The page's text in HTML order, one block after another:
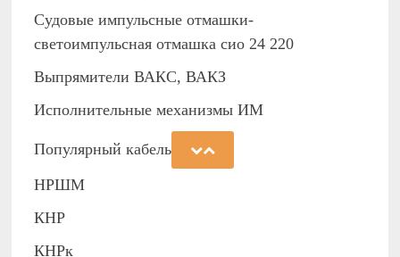
Судовые импульсные отмашки-
светоимпульсная отмашка сио 24 220
Выпрямители ВАКС, ВАКЗ
Исполнительные механизмы ИМ
Популярный кабель
НРШМ
КНР
КНРк